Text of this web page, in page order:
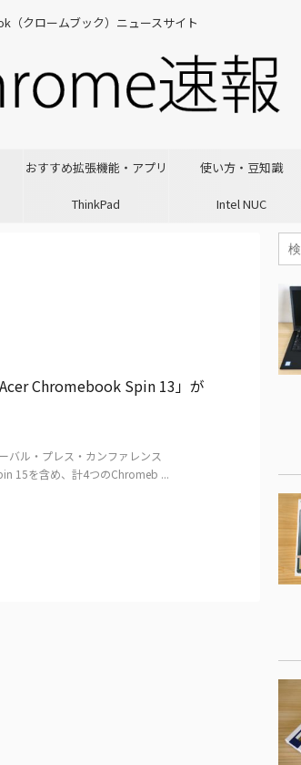
（クロームブック）ニュースサイト
おすすめ拡張機能・アプリ 使い方・豆知識
ThinkPad Intel NUC
Chromebook Spin 13」が
バル・プレス・カンファレンス
15を含め、計4つのChromeb ...